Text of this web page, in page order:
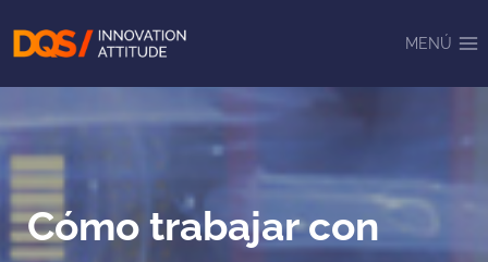
MENÚ
Cómo trabajar con